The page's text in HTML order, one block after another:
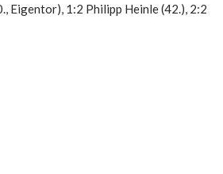
Eigentor), 1:2 Philipp Heinle (42.), 2:2